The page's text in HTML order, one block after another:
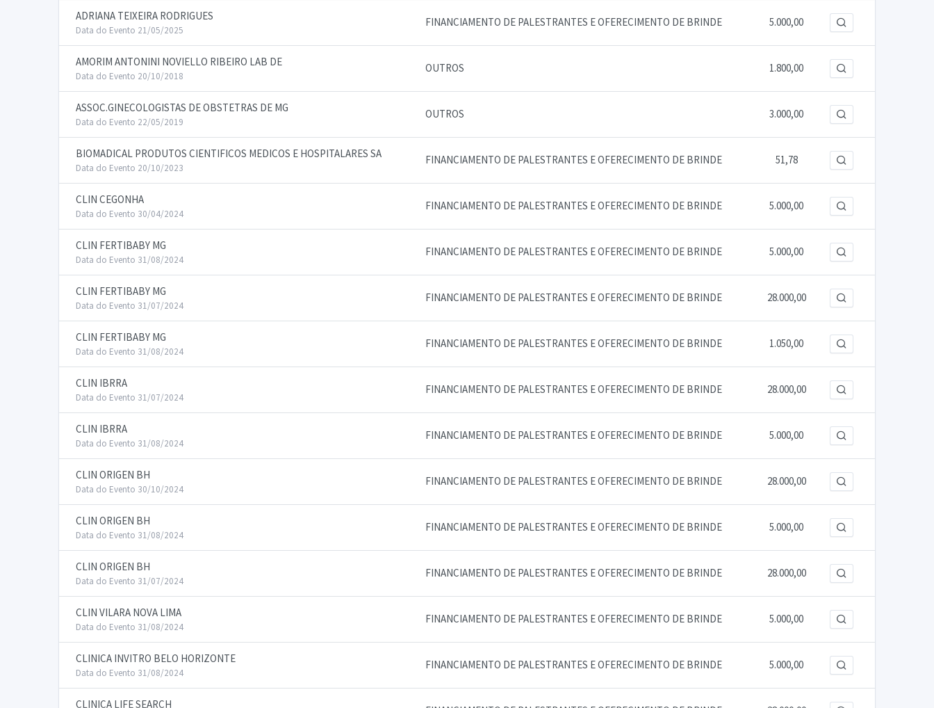
ADRIANA TEIXEIRA RODRIGUES
Data do Evento 21/05/2025
FINANCIAMENTO DE PALESTRANTES E OFERECIMENTO DE BRINDE 5.000,00
AMORIM ANTONINI NOVIELLO RIBEIRO LAB DE
Data do Evento 20/10/2018
OUTROS 1.800,00
ASSOC.GINECOLOGISTAS DE OBSTETRAS DE MG
Data do Evento 22/05/2019
OUTROS 3.000,00
BIOMADICAL PRODUTOS CIENTIFICOS MEDICOS E HOSPITALARES SA
Data do Evento 20/10/2023
FINANCIAMENTO DE PALESTRANTES E OFERECIMENTO DE BRINDE 51,78
CLIN CEGONHA
Data do Evento 30/04/2024
FINANCIAMENTO DE PALESTRANTES E OFERECIMENTO DE BRINDE 5.000,00
CLIN FERTIBABY MG
Data do Evento 31/08/2024
FINANCIAMENTO DE PALESTRANTES E OFERECIMENTO DE BRINDE 5.000,00
CLIN FERTIBABY MG
Data do Evento 31/07/2024
FINANCIAMENTO DE PALESTRANTES E OFERECIMENTO DE BRINDE 28.000,00
CLIN FERTIBABY MG
Data do Evento 31/08/2024
FINANCIAMENTO DE PALESTRANTES E OFERECIMENTO DE BRINDE 1.050,00
CLIN IBRRA
Data do Evento 31/07/2024
FINANCIAMENTO DE PALESTRANTES E OFERECIMENTO DE BRINDE 28.000,00
CLIN IBRRA
Data do Evento 31/08/2024
FINANCIAMENTO DE PALESTRANTES E OFERECIMENTO DE BRINDE 5.000,00
CLIN ORIGEN BH
Data do Evento 30/10/2024
FINANCIAMENTO DE PALESTRANTES E OFERECIMENTO DE BRINDE 28.000,00
CLIN ORIGEN BH
Data do Evento 31/08/2024
FINANCIAMENTO DE PALESTRANTES E OFERECIMENTO DE BRINDE 5.000,00
CLIN ORIGEN BH
Data do Evento 31/07/2024
FINANCIAMENTO DE PALESTRANTES E OFERECIMENTO DE BRINDE 28.000,00
CLIN VILARA NOVA LIMA
Data do Evento 31/08/2024
FINANCIAMENTO DE PALESTRANTES E OFERECIMENTO DE BRINDE 5.000,00
CLINICA INVITRO BELO HORIZONTE
Data do Evento 31/08/2024
FINANCIAMENTO DE PALESTRANTES E OFERECIMENTO DE BRINDE 5.000,00
CLINICA LIFE SEARCH